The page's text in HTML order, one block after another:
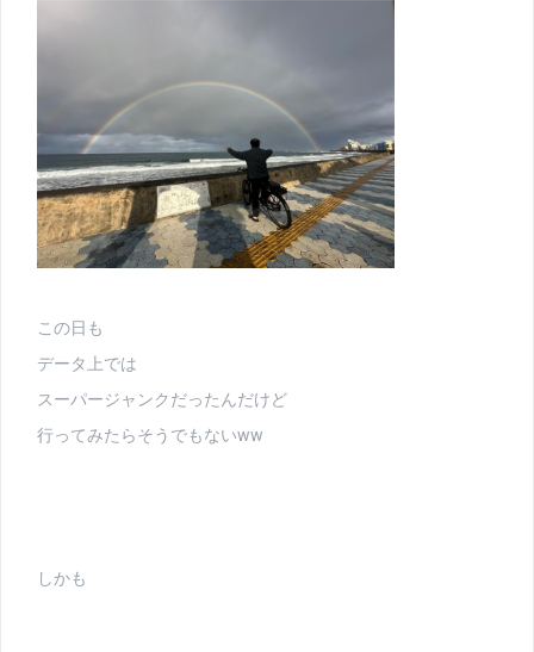
この日も
データ上では
スーパージャンクだったんだけど
行ってみたらそうでもないww
しかも